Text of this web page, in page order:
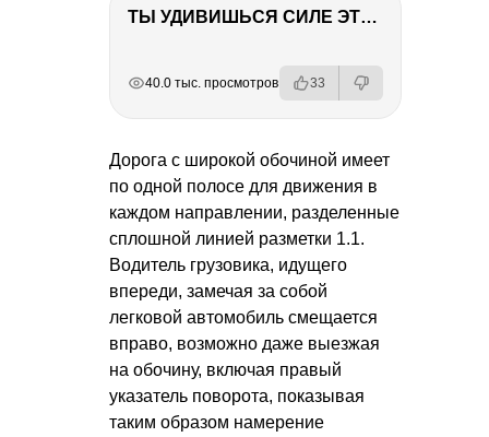
ТЫ УДИВИШЬСЯ СИЛЕ ЭТО ЧЕЛОВЕКА! Блог о нашей поездке в Вышний Волочек
40.0 тыс. просмотров 33
Дорога с широкой обочиной имеет
по одной полосе для движения в
каждом направлении, разделенные
сплошной линией разметки 1.1.
Водитель грузовика, идущего
впереди, замечая за собой
легковой автомобиль смещается
вправо, возможно даже выезжая
на обочину, включая правый
указатель поворота, показывая
таким образом намерение